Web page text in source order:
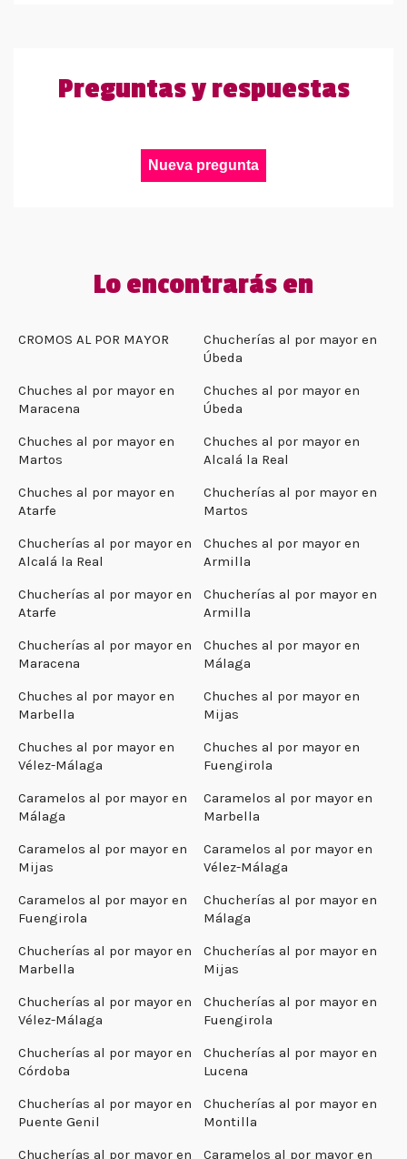
Preguntas y respuestas
Nueva pregunta
Lo encontrarás en
CROMOS AL POR MAYOR
Chucherías al por mayor en
Úbeda
Chuches al por mayor en
Maracena
Chuches al por mayor en
Úbeda
Chuches al por mayor en
Martos
Chuches al por mayor en
Alcalá la Real
Chuches al por mayor en
Atarfe
Chucherías al por mayor en
Martos
Chucherías al por mayor en
Alcalá la Real
Chuches al por mayor en
Armilla
Chucherías al por mayor en
Atarfe
Chucherías al por mayor en
Armilla
Chucherías al por mayor en
Maracena
Chuches al por mayor en
Málaga
Chuches al por mayor en
Marbella
Chuches al por mayor en
Mijas
Chuches al por mayor en
Vélez-Málaga
Chuches al por mayor en
Fuengirola
Caramelos al por mayor en
Málaga
Caramelos al por mayor en
Marbella
Caramelos al por mayor en
Mijas
Caramelos al por mayor en
Vélez-Málaga
Caramelos al por mayor en
Fuengirola
Chucherías al por mayor en
Málaga
Chucherías al por mayor en
Marbella
Chucherías al por mayor en
Mijas
Chucherías al por mayor en
Vélez-Málaga
Chucherías al por mayor en
Fuengirola
Chucherías al por mayor en
Córdoba
Chucherías al por mayor en
Lucena
Chucherías al por mayor en
Puente Genil
Chucherías al por mayor en
Montilla
Chucherías al por mayor en
Caramelos al por mayor en